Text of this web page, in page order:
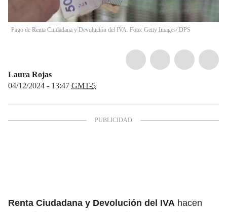
Pago de Renta Ciudadana y Devolución del IVA. Foto: Getty Images/ DPS
Laura Rojas
04/12/2024 - 13:47 GMT-5
Renta Ciudadana y Devolución del IVA hacen